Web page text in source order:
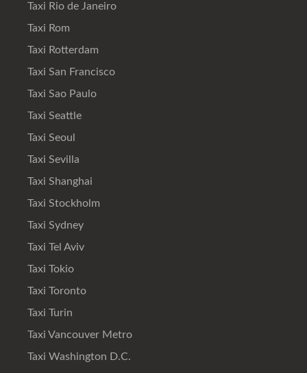
Taxi Rio de Janeiro
Taxi Rom
Taxi Rotterdam
Taxi San Francisco
Taxi Sao Paulo
Taxi Seattle
Taxi Seoul
Taxi Sevilla
Taxi Shanghai
Taxi Stockholm
Taxi Sydney
Taxi Tel Aviv
Taxi Tokio
Taxi Toronto
Taxi Turin
Taxi Vancouver Metro
Taxi Washington D.C.